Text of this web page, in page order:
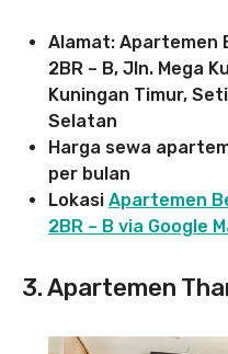
Alamat: Apartemen
2BR – B, Jln. Mega
Kuningan Timur,
Selatan
Harga sewa
per bulan
Lokasi Apartemen
2BR – B via Google
3. Apartemen